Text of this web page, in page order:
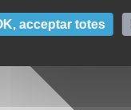
acceptar totes